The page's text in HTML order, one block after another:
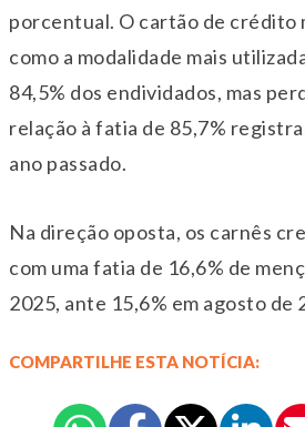
porcentual. O cartão de crédito
como a modalidade mais
84,5% dos endividados, mas
relação à fatia de 85,7%
ano passado.
Na direção oposta, os carnês
com uma fatia de 16,6% de
2025, ante 15,6% em agosto de
COMPARTILHE ESTA NOTÍCIA: